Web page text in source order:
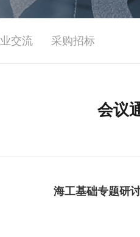
交流 采购招标
会议
海工基础专题研